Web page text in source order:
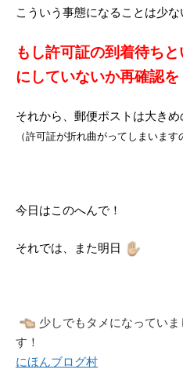
こういう事態になることは少
もし許可証の到着待ち
にしていないか再確認を
それから、郵便ポストは大き
（許可証が折れ曲がってしまいます
今日はこのへんで！
それでは、また明日
少しでもタメになってい
す！
にほんブログ村